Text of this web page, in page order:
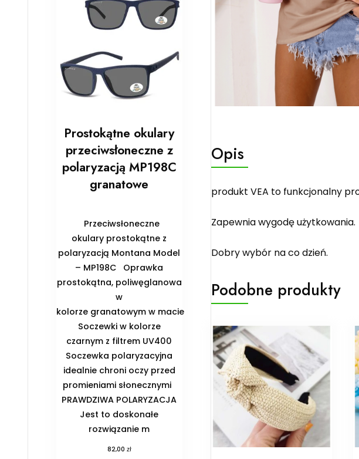
Opis
produkt VEA to funkcjonalny
Zapewnia wygodę użytkowania.
Dobry wybór na co dzień.
Podobne produkty
Prostokątne okulary
przeciwsłoneczne z
polaryzacją MP198C
granatowe
Przeciwsłoneczne
okulary prostokątne z
polaryzacją Montana Model
– MP198C Oprawka
prostokątna, poliwęglanowa
w
kolorze granatowym w macie
Soczewki w kolorze
czarnym z filtrem UV400
Soczewka polaryzacyjna
idealnie chroni oczy przed
promieniami słonecznymi
PRAWDZIWA POLARYZACJA
Jest to doskonałe
rozwiązanie m
82,00 zł